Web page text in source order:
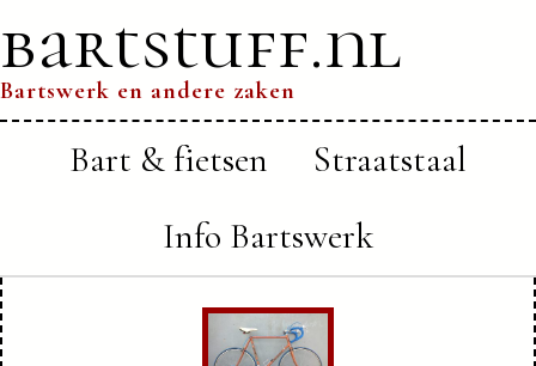
bartstuff.nl
Bartswerk en andere zaken
Bart & fietsen
Straatstaal
Info Bartswerk